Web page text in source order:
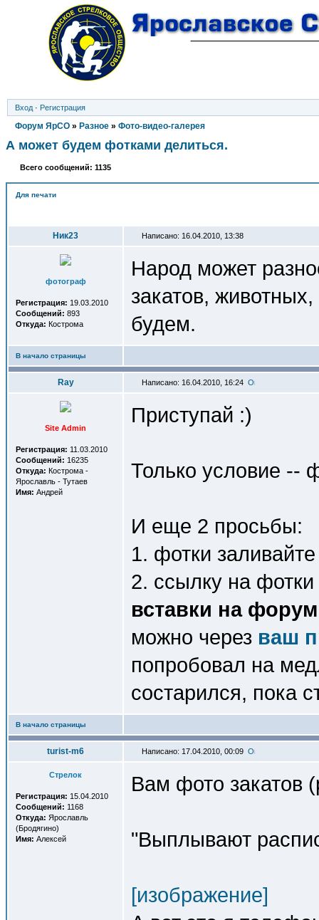
Вход · Регистрация
Форум ЯрСО » Разное » Фото-видео-галерея
А может будем фотками делиться.
Всего сообщений: 1135
Для печати
Ник23 Написано: 16.04.2010, 13:38
фотограф
Регистрация: 19.03.2010
Сообщений: 893
Откуда: Кострома
Народ может
закатов,
будем.
В начало страницы
Ray Написано: 16.04.2010, 16:24
Site Admin
Регистрация: 11.03.2010
Сообщений: 16235
Откуда: Кострома -
Ярославль - Тутаев
Имя: Андрей
Приступай :)
Только условие --
И еще 2 просьбы:
1. фотки
2. ссылку на
вставки на форум
можно через ваш
попробовал на
состарился, пока
В начало страницы
turist-m6 Написано: 17.04.2010, 00:09
Стрелок
Регистрация: 15.04.2010
Сообщений: 1168
Откуда: Ярославль
(Бродягино)
Имя: Алексей
Вам фото закатов
"Выплывают
[изображение]